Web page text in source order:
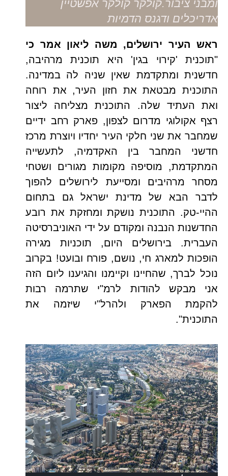
ומבני ציבור.קולקר קולקר אפשטיין
אדריכלים ודגנס הדמיות
ראש העיר ירושלים, משה ליאון אמר כי
"תוכנית 'קירוי בגין' היא תוכנית מרהיבה,
חדשנית ומתקדמת שאין שניה לה במדינה.
התוכנית מבטאת את חזון העיר, את רוחה
ואת העתיד שלה. התוכנית מצליחה ליצור
רצף אקולוגי מדרום לצפון, פארק רחב ידיים
שמחבר את שני חלקי העיר יחדיו ויוצרת מרכז
חדשני המחבר בין האקדמיה, לתעשייה
המתקדמת, מוסיפה מקומות מגורים ושטחי
מסחר מרהיבים ומסייעת לירושלים להפוך
לדבר הבא של מדינת ישראל גם בתחום
ההיי-טק. התוכנית נושקת ומחזקת את רובע
החדשנות הנבנה ומקודם על ידי האוניברסיטה
העברית. בירושלים היום, תוכניות מגירה
הופכות למארג חי, נושם, פורח ובועט! בקרוב
נוכל לברך, שהחיינו וקיימנו והגיענו ליום הזה
אני מבקש להודות לרמ"י שתרמה רבות
להקמת הפארק ולהרל"י שיזמה את
התוכנית".